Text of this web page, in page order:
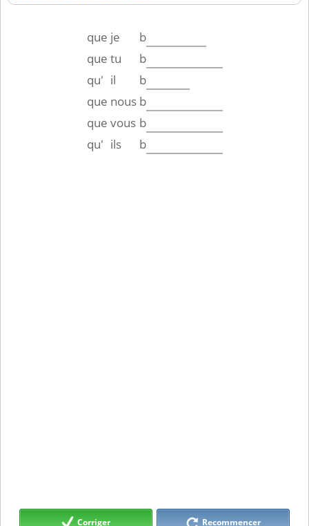
que je
b
que tu
b
qu' il
b
que nous b
que vous b
qu' ils b
Corriger Recommencer